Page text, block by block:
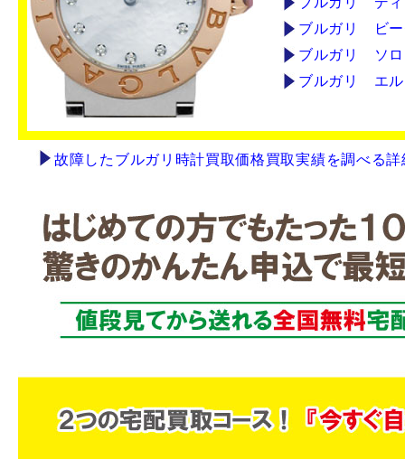
ブルガリ ビ
ブルガリ ソ
ブルガリ エ
故障したブルガリ時計買取価格買取実績を調べる